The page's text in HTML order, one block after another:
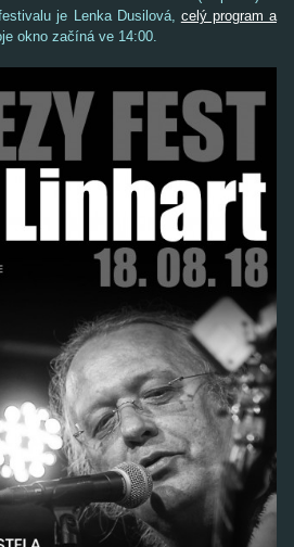
je Lenka Dusilová, celý program a
okno začíná ve 14:00.